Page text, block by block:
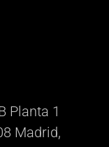
Planta 1
Madrid,